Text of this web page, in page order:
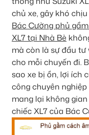
chủ xe, gây khó
Bác Cường phủ
XL7 tại Nhà Bè
mà còn là sự đầu
cho mỗi chuyến đi.
sao xe bị ồn, lợi ích
công chuyên
mang lại không
chiếc XL7 của Bác